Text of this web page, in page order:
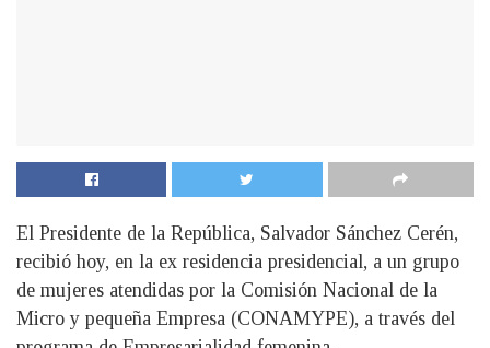
El Presidente de la República, Salvador Sánchez Cerén,
recibió hoy, en la ex residencia presidencial, a un grupo
de mujeres atendidas por la Comisión Nacional de la
Micro y pequeña Empresa (CONAMYPE), a través del